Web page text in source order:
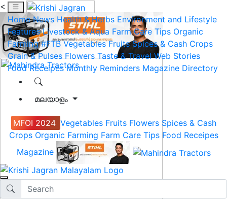
<
Home News Health & Herbs Environment and Lifestyle
Features Livestock & Aqua Farm Care Tips Organic
Farming #FTB Vegetables Fruits Spices & Cash Crops
Grain & Pulses Flowers Taste & Travel Web Stories
Food Receipes Monthly Reminders Magazine Directory
മലയാളം
MFOI 2024 Vegetables Fruits Flowers Spices & Cash
Crops Organic Farming Farm Care Tips Food Receipes
Magazine